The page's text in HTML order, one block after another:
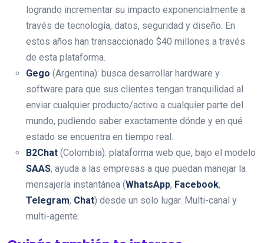
logrando incrementar su impacto exponencialmente a
través de tecnología, datos, seguridad y diseño. En
estos años han transaccionado $40 millones a través
de esta plataforma.
Gego (Argentina): busca desarrollar hardware y
software para que sus clientes tengan tranquilidad al
enviar cualquier producto/activo a cualquier parte del
mundo, pudiendo saber exactamente dónde y en qué
estado se encuentra en tiempo real.
B2Chat (Colombia): plataforma web que, bajo el modelo
SAAS, ayuda a las empresas a que puedan manejar la
mensajería instantánea (WhatsApp, Facebook,
Telegram, Chat) desde un solo lugar. Multi-canal y
multi-agente.